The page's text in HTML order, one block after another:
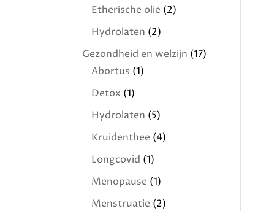
Etherische olie (2)
Hydrolaten (2)
Gezondheid en welzijn (17)
Abortus (1)
Detox (1)
Hydrolaten (5)
Kruidenthee (4)
Longcovid (1)
Menopause (1)
Menstruatie (2)